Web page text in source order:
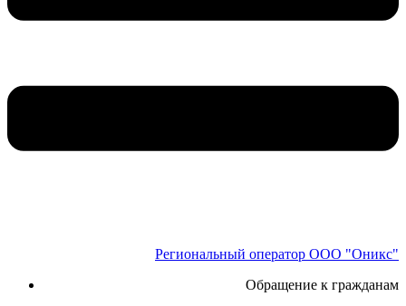
Региональный оператор ООО "Оникс"
Обращение к гражданам